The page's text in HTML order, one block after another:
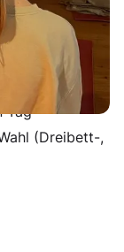
- drei
Tag
(Dreibett-,